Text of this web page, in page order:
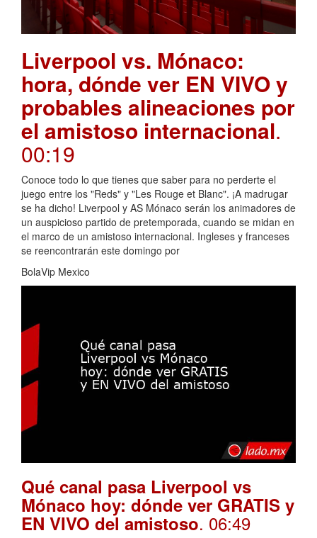
Liverpool vs. Mónaco:
hora, dónde ver EN VIVO y
probables alineaciones por
el amistoso internacional.
00:19
Conoce todo lo que tienes que saber para no perderte el
juego entre los "Reds" y "Les Rouge et Blanc". ¡A madrugar
se ha dicho! Liverpool y AS Mónaco serán los animadores de
un auspicioso partido de pretemporada, cuando se midan en
el marco de un amistoso internacional. Ingleses y franceses
se reencontrarán este domingo por
BolaVip Mexico
Qué canal pasa Liverpool vs
Mónaco hoy: dónde ver GRATIS y
EN VIVO del amistoso. 06:49